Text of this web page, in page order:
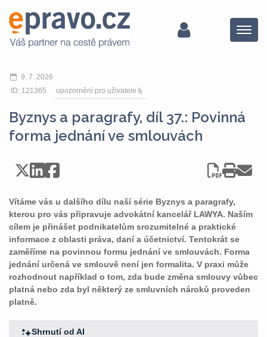
Menu
9. 7. 2026
ID: 121365
upozornění pro uživatele
Byznys a paragrafy, díl 37.: Povinná
forma jednání ve smlouvách
Vítáme vás u dalšího dílu naší série Byznys a paragrafy,
kterou pro vás připravuje advokátní kancelář LAWYA. Naším
cílem je přinášet podnikatelům srozumitelné a praktické
informace z oblasti práva, daní a účetnictví. Tentokrát se
zaměříme na povinnou formu jednání ve smlouvách. Forma
jednání určená ve smlouvě není jen formalita. V praxi může
rozhodnout například o tom, zda bude změna smlouvy vůbec
platná nebo zda byl některý ze smluvních nároků proveden
platně.
Shrnutí od AI